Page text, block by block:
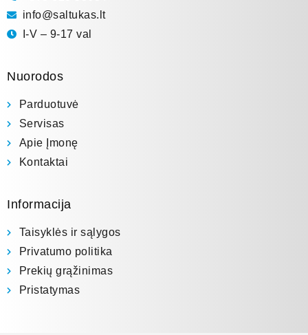
info@saltukas.lt
I-V – 9-17 val
Nuorodos
Parduotuvė
Servisas
Apie Įmonę
Kontaktai
Informacija
Taisyklės ir sąlygos
Privatumo politika
Prekių grąžinimas
Pristatymas